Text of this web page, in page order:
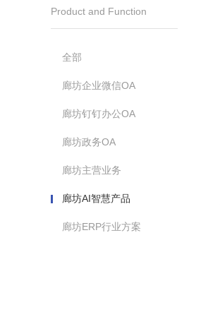
Product and Function
全部
廊坊企业微信OA
廊坊钉钉办公OA
廊坊政务OA
廊坊主营业务
廊坊AI智慧产品
廊坊ERP行业方案